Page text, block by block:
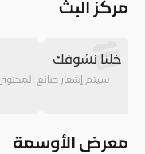
مركز البث
خلنا نشوفك
سيتم إشعار صانع
معرض الأوسمة